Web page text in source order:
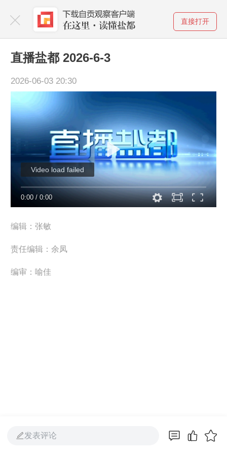
直接打开
直播盐都 2026-6-3
2026-06-03 20:30
0:00/ 0:00
Video load failed
编辑：张敏
责任编辑：余凤
编审：喻佳
发表评论